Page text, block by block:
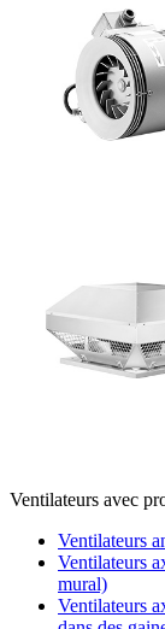
Ventilateurs avec
Ventilateurs
Ventilateurs
mural)
Ventilateurs